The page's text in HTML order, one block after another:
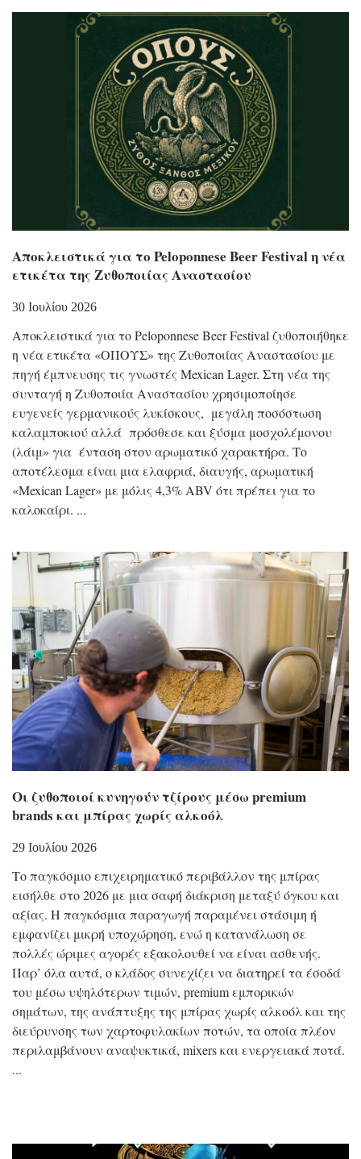
Αποκλειστικά για το Peloponnese Beer Festival η νέα
ετικέτα της Ζυθοποιίας Αναστασίου
30 Ιουλίου 2026
Αποκλειστικά για το Peloponnese Beer Festival ζυθοποιήθηκε
η νέα ετικέτα «ΟΠΟΥΣ» της Ζυθοποιίας Αναστασίου με
πηγή έμπνευσης τις γνωστές Mexican Lager. Στη νέα της
συνταγή η Ζυθοποιία Αναστασίου χρησιμοποίησε
ευγενείς γερμανικούς λυκίσκους, μεγάλη ποσόστωση
καλαμποκιού αλλά πρόσθεσε και ξύσμα μοσχολέμονου
(λάιμ» για ένταση στον αρωματικό χαρακτήρα. Το
αποτέλεσμα είναι μια ελαφριά, διαυγής, αρωματική
«Mexican Lager» με μόλις 4,3% ABV ότι πρέπει για το
καλοκαίρι.
Οι ζυθοποιοί κυνηγούν τζίρους μέσω premium
brands και μπίρας χωρίς αλκοόλ
29 Ιουλίου 2026
Το παγκόσμιο επιχειρηματικό περιβάλλον της μπίρας
εισήλθε στο 2026 με μια σαφή διάκριση μεταξύ όγκου και
αξίας. Η παγκόσμια παραγωγή παραμένει στάσιμη ή
εμφανίζει μικρή υποχώρηση, ενώ η κατανάλωση σε
πολλές ώριμες αγορές εξακολουθεί να είναι ασθενής.
Παρ’ όλα αυτά, ο κλάδος συνεχίζει να διατηρεί τα έσοδά
του μέσω υψηλότερων τιμών, premium εμπορικών
σημάτων, της ανάπτυξης της μπίρας χωρίς αλκοόλ και της
διεύρυνσης των χαρτοφυλακίων ποτών, τα οποία πλέον
περιλαμβάνουν αναψυκτικά, mixers και ενεργειακά ποτά.